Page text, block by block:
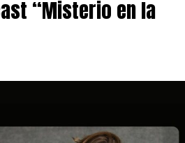
“Misterio en la